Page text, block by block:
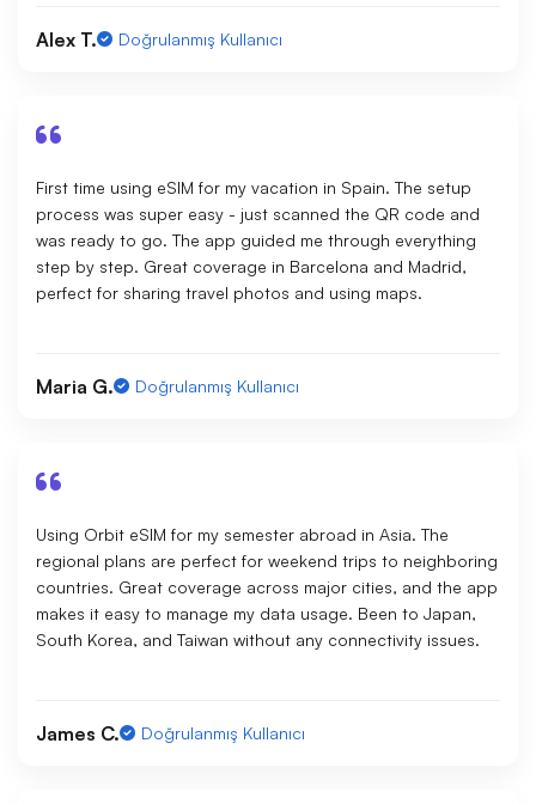
Alex T. Doğrulanmış Kullanıcı
First time using eSIM for my vacation in Spain. The setup
process was super easy - just scanned the QR code and
was ready to go. The app guided me through everything
step by step. Great coverage in Barcelona and Madrid,
perfect for sharing travel photos and using maps.
Maria G. Doğrulanmış Kullanıcı
Using Orbit eSIM for my semester abroad in Asia. The
regional plans are perfect for weekend trips to neighboring
countries. Great coverage across major cities, and the app
makes it easy to manage my data usage. Been to Japan,
South Korea, and Taiwan without any connectivity issues.
James C. Doğrulanmış Kullanıcı